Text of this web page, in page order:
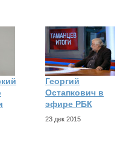
Георгий
Остапкович в
эфире РБК
23 дек 2015